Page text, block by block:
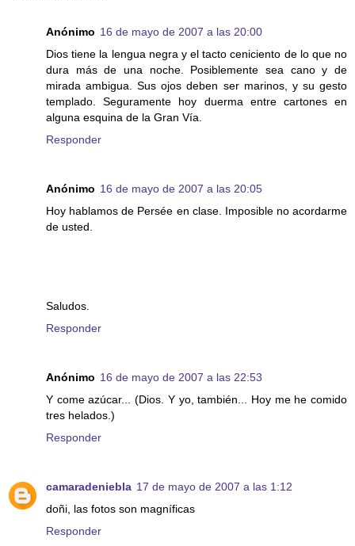
Anónimo 16 de mayo de 2007 a las 20:00
Dios tiene la lengua negra y el tacto ceniciento de lo que no
dura más de una noche. Posiblemente sea cano y de
mirada ambigua. Sus ojos deben ser marinos, y su gesto
templado. Seguramente hoy duerma entre cartones en
alguna esquina de la Gran Vía.
Responder
Anónimo 16 de mayo de 2007 a las 20:05
Hoy hablamos de Persée en clase. Imposible no acordarme
de usted.
Saludos.
Responder
Anónimo 16 de mayo de 2007 a las 22:53
Y come azúcar... (Dios. Y yo, también... Hoy me he comido
tres helados.)
Responder
camaradeniebla 17 de mayo de 2007 a las 1:12
doñi, las fotos son magníficas
Responder